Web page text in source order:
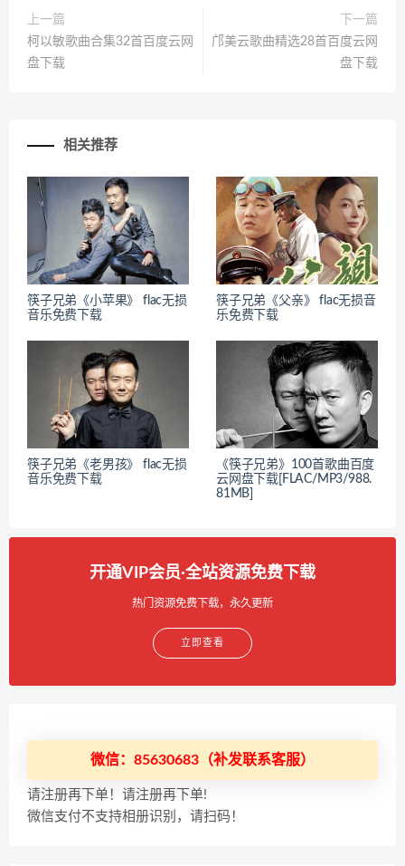
上一篇
柯以敏歌曲合集32首百度云网
盘下载
下一篇
邝美云歌曲精选28首百度云网
盘下载
相关推荐
筷子兄弟《小苹果》 flac无损
音乐免费下载
筷子兄弟《父亲》 flac无损音
乐免费下载
筷子兄弟《老男孩》 flac无损
音乐免费下载
《筷子兄弟》100首歌曲百度
云网盘下载[FLAC/MP3/988.
81MB]
开通VIP会员·全站资源免费下载
热门资源免费下载，永久更新
立即查看
微信：85630683（补发联系客服）
请注册再下单！请注册再下单!
微信支付不支持相册识别，请扫码！